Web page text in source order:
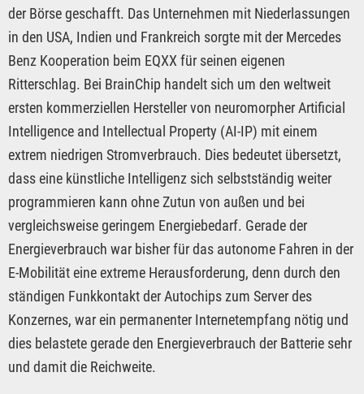
der Börse geschafft. Das Unternehmen mit Niederlassungen
in den USA, Indien und Frankreich sorgte mit der Mercedes
Benz Kooperation beim EQXX für seinen eigenen
Ritterschlag. Bei BrainChip handelt sich um den weltweit
ersten kommerziellen Hersteller von neuromorpher Artificial
Intelligence and Intellectual Property (AI-IP) mit einem
extrem niedrigen Stromverbrauch. Dies bedeutet übersetzt,
dass eine künstliche Intelligenz sich selbstständig weiter
programmieren kann ohne Zutun von außen und bei
vergleichsweise geringem Energiebedarf. Gerade der
Energieverbrauch war bisher für das autonome Fahren in der
E-Mobilität eine extreme Herausforderung, denn durch den
ständigen Funkkontakt der Autochips zum Server des
Konzernes, war ein permanenter Internetempfang nötig und
dies belastete gerade den Energieverbrauch der Batterie sehr
und damit die Reichweite.